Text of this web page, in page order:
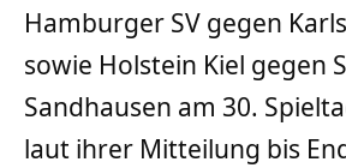
Hamburger SV gegen
sowie Holstein Kiel gegen
Sandhausen am 30.
laut ihrer Mitteilung bis